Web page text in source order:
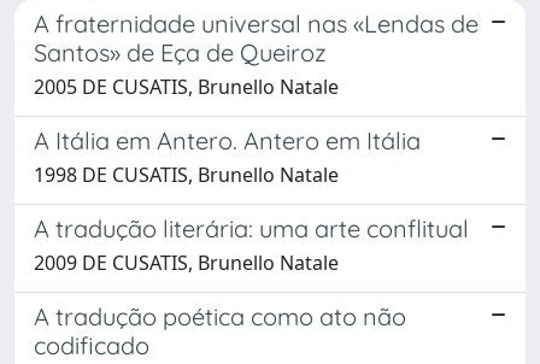
A fraternidade universal nas «Lendas de
Santos» de Eça de Queiroz
2005 DE CUSATIS, Brunello Natale
A Itália em Antero. Antero em Itália
1998 DE CUSATIS, Brunello Natale
A tradução literária: uma arte conflitual
2009 DE CUSATIS, Brunello Natale
A tradução poética como ato não
codificado